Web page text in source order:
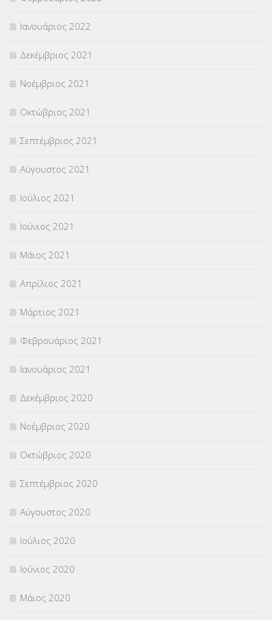
Ιανουάριος 2022
Δεκέμβριος 2021
Νοέμβριος 2021
Οκτώβριος 2021
Σεπτέμβριος 2021
Αύγουστος 2021
Ιούλιος 2021
Ιούνιος 2021
Μάιος 2021
Απρίλιος 2021
Μάρτιος 2021
Φεβρουάριος 2021
Ιανουάριος 2021
Δεκέμβριος 2020
Νοέμβριος 2020
Οκτώβριος 2020
Σεπτέμβριος 2020
Αύγουστος 2020
Ιούλιος 2020
Ιούνιος 2020
Μάιος 2020